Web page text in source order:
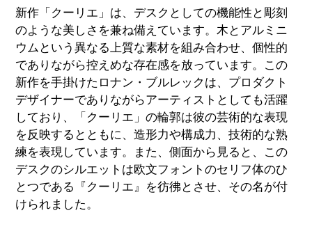
ー
ト
に
商
品
を
追
加
す
る
新作「クーリエ」は、デスクとしての機能性と彫刻
のような美しさを兼ね備えています。木とアルミニ
ウムという異なる上質な素材を組み合わせ、個性的
でありながら控えめな存在感を放っています。この
新作を手掛けたロナン・ブルレックは、プロダクト
デザイナーでありながらアーティストとしても活躍
しており、「クーリエ」の輪郭は彼の芸術的な表現
を反映するとともに、造形力や構成力、技術的な熟
練を表現しています。また、側面から見ると、この
デスクのシルエットは欧文フォントのセリフ体のひ
とつである『クーリエ』を彷彿とさせ、その名が付
けられました。